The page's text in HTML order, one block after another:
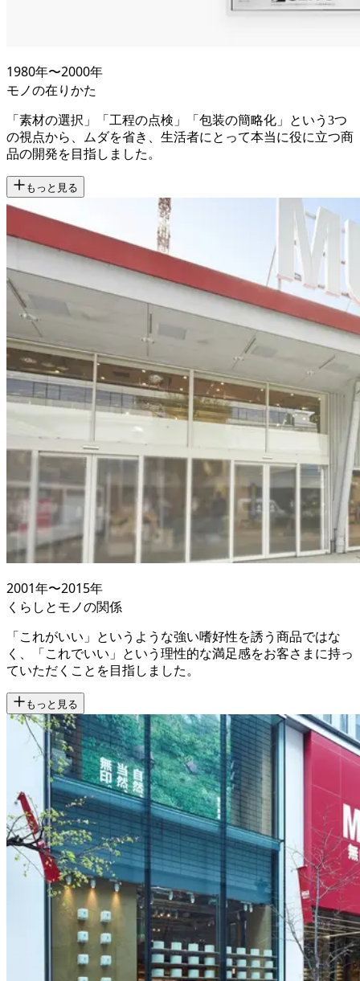
1980年〜2000年
モノの在りかた
「素材の選択」「工程の点検」「包装の簡略化」という3つ
の視点から、ムダを省き、生活者にとって本当に役に立つ商
品の開発を目指しました。
もっと見る
2001年〜2015年
くらしとモノの関係
「これがいい」というような強い嗜好性を誘う商品ではな
く、「これでいい」という理性的な満足感をお客さまに持っ
ていただくことを目指しました。
もっと見る